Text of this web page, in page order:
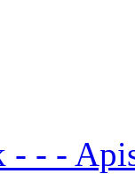
- - -